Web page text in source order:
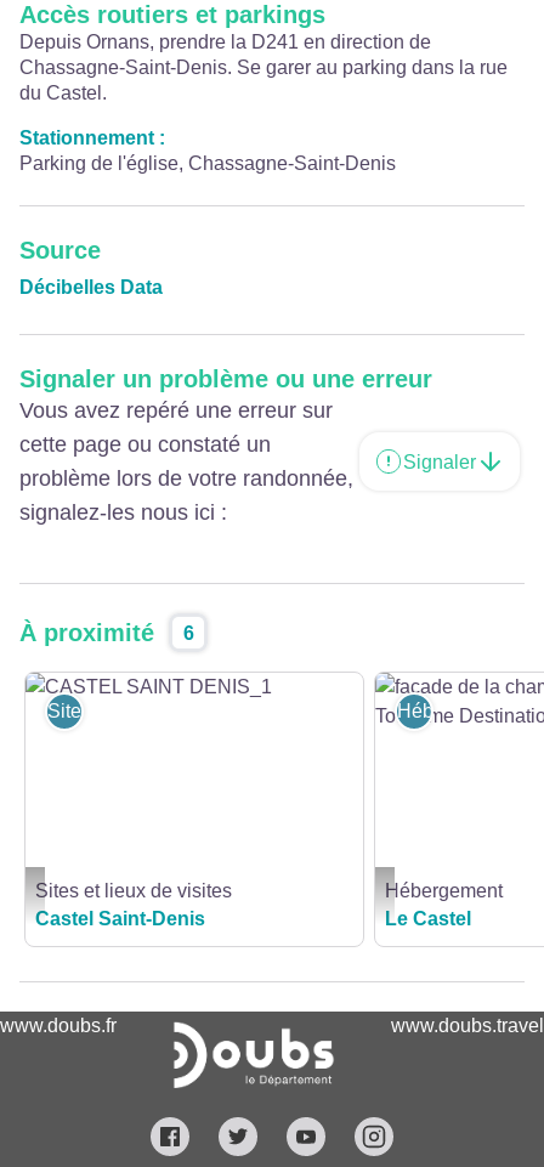
Accès routiers et parkings
Depuis Ornans, prendre la D241 en direction de
Chassagne-Saint-Denis. Se garer au parking dans la rue
du Castel.
Stationnement :
Parking de l'église, Chassagne-Saint-Denis
Source
Décibelles Data
Signaler un problème ou une erreur
Vous avez repéré une erreur sur
cette page ou constaté un
problème lors de votre randonnée,
signalez-les nous ici :
Signaler
À proximité 6
CASTEL SAINT DENIS_1 - Roxane Bataillard
Sites et lieux de visites
Sites et lieux de visites
Castel Saint-Denis
façade de la chambre
Hébergement
Hébergement
Le Castel
www.doubs.fr www.doubs.travel